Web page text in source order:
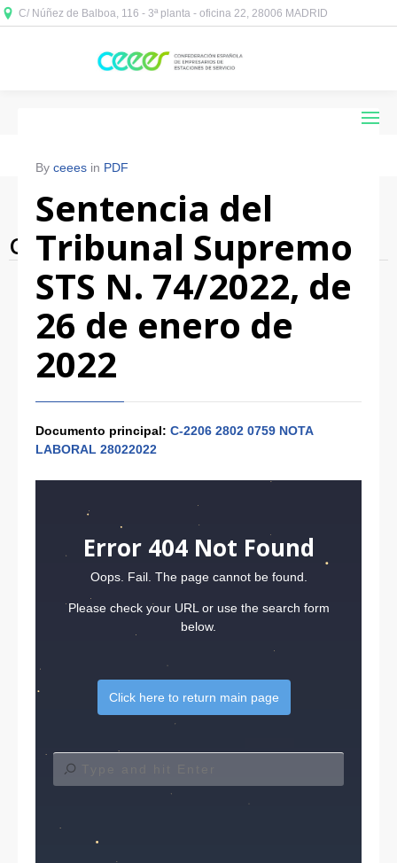
C/ Núñez de Balboa, 116 - 3ª planta - oficina 22, 28006 MADRID
Category Archives: PDF
By ceees in PDF
Sentencia del
Tribunal Supremo
STS N. 74/2022, de
26 de enero de
2022
Documento principal: C-2206 2802 0759 NOTA
LABORAL 28022022